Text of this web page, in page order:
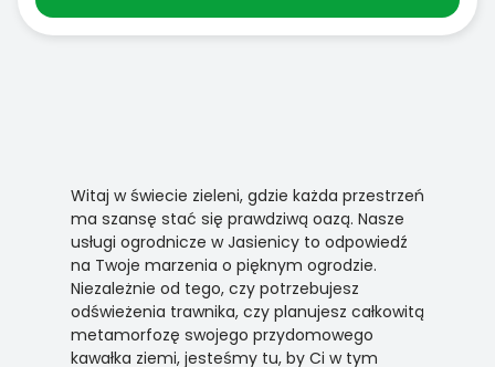
Witaj w świecie zieleni, gdzie każda przestrzeń
ma szansę stać się prawdziwą oazą. Nasze
usługi ogrodnicze w Jasienicy to odpowiedź
na Twoje marzenia o pięknym ogrodzie.
Niezależnie od tego, czy potrzebujesz
odświeżenia trawnika, czy planujesz całkowitą
metamorfozę swojego przydomowego
kawałka ziemi, jesteśmy tu, by Ci w tym